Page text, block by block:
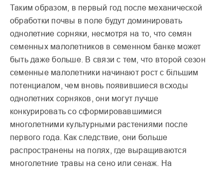
Таким образом, в первый год после механической
обработ­ки почвы в поле будут доми­нировать
однолетние сорня­ки, несмотря на то, что семян
семенных малолетников в семенном банке может
быть даже больше. В связи с тем, что второй сезон
семенные малолетники начинают рост с більшим
потенциалом, чем вновь появившиеся всходы
однолетних сорняков, они могут лучше
конкурировать со сформировавшимися
многолетними культурными растениями после
первого года. Как следствие, они больше
распространены на полях, где выращиваются
многолетние травы на сено или сенаж. На